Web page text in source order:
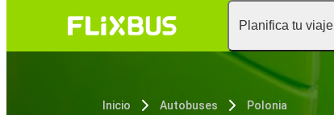
Planifica tu viaje
Inicio Autobuses Polonia